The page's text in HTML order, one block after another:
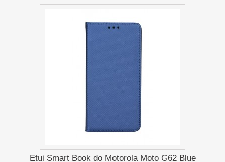
Etui Smart Book do Motorola Moto G62 Blue